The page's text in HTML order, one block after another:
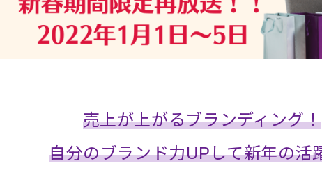
売上が上がるブランディング！
自分のブランド力UPして新年の活